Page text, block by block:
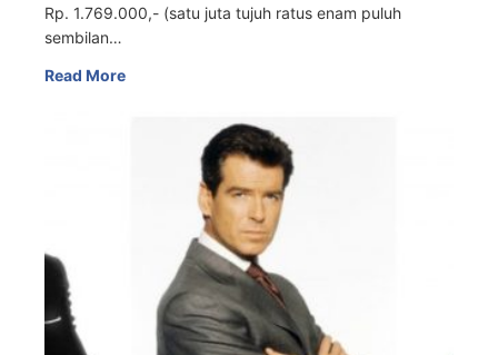
Rp. 1.769.000,- (satu juta tujuh ratus enam puluh
sembilan…
Read More